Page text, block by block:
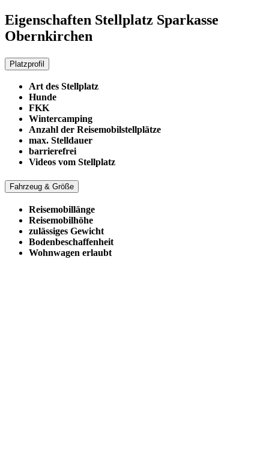
Eigenschaften Stellplatz Sparkasse
Obernkirchen
Platzprofil
Art des Stellplatz
Hunde
FKK
Wintercamping
Anzahl der Reisemobilstellplätze
max. Stelldauer
barrierefrei
Videos vom Stellplatz
Fahrzeug & Größe
Reisemobillänge
Reisemobilhöhe
zulässiges Gewicht
Bodenbeschaffenheit
Wohnwagen erlaubt